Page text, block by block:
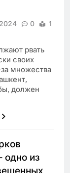
0
1
рвать
своих
множества
должен
одно из